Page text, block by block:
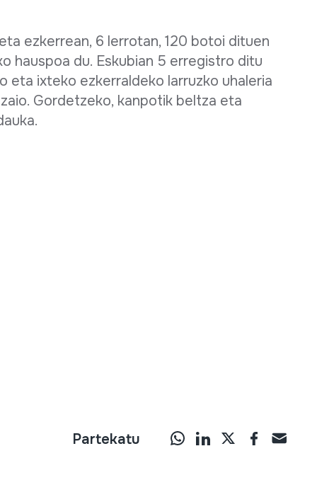
ezkerrean, 6 lerrotan, 120 botoi dituen
hauspoa du. Eskubian 5 erregistro ditu
eta ixteko ezkerraldeko larruzko uhaleria
Gordetzeko, kanpotik beltza eta
Partekatu